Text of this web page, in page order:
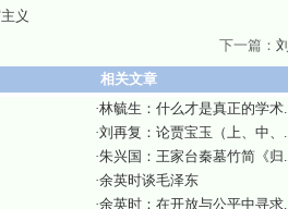
义
下一篇：
相关文章
·林毓生：什么才是真正的学术
·刘再复：论贾宝玉（上、中、
·朱兴国：王家台秦墓竹简《归
·余英时谈毛泽东
·余英时：在开放与公平中寻求